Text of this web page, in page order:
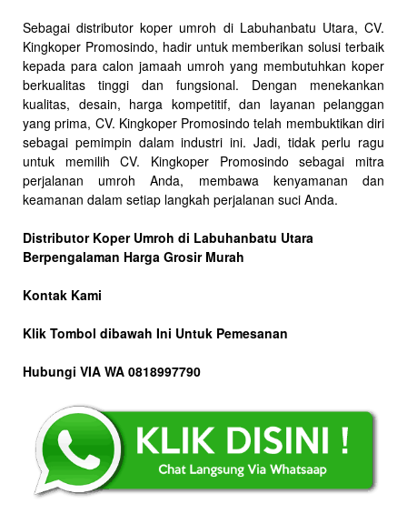
Sebagai distributor koper umroh di Labuhanbatu Utara, CV.
Kingkoper Promosindo, hadir untuk memberikan solusi terbaik
kepada para calon jamaah umroh yang membutuhkan koper
berkualitas tinggi dan fungsional. Dengan menekankan
kualitas, desain, harga kompetitif, dan layanan pelanggan
yang prima, CV. Kingkoper Promosindo telah membuktikan diri
sebagai pemimpin dalam industri ini. Jadi, tidak perlu ragu
untuk memilih CV. Kingkoper Promosindo sebagai mitra
perjalanan umroh Anda, membawa kenyamanan dan
keamanan dalam setiap langkah perjalanan suci Anda.
Distributor Koper Umroh di Labuhanbatu Utara
Berpengalaman Harga Grosir Murah
Kontak Kami
Klik Tombol dibawah Ini Untuk Pemesanan
Hubungi VIA WA 0818997790